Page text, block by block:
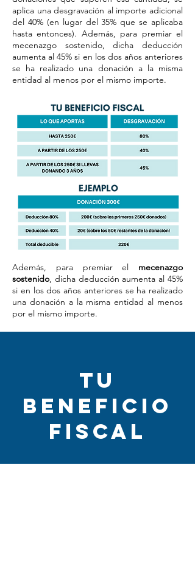
aplica una desgravación al importe adicional
del 40% (en lugar del 35% que se aplicaba
hasta entonces). Además, para premiar el
mecenazgo sostenido, dicha deducción
aumenta al 45% si en los dos años anteriores
se ha realizado una donación a la misma
entidad al menos por el mismo importe.
Además, para premiar el mecenazgo
sostenido, dicha deducción aumenta al 45%
si en los dos años anteriores se ha realizado
una donación a la misma entidad al menos
por el mismo importe.
TU
BENEFICIO
FISCAL